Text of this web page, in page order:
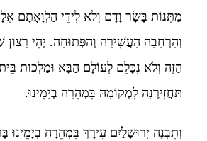
מַתְּנוֹת בָּשָׂר וָדָם וְלֹא לִידֵי הַלְוָאָתָם
וְהָרְחָבָה הָעֲשִׁירָה וְהַפְּתוּחָה. יְהִי רָצוֹן
הַזֶּה וְלֹא נִכָּלֵם לְעוֹלָם הַבָּא וּמַלְכוּת
תַּחֲזִירֶנָּה לִמְקוֹמָהּ בִּמְהֵרָה בְיָמֵינוּ.
וְתִבְנֶה יְרוּשָׁלַיִם עִירָךְ בִּמְהֵרָה בְיָמֵינוּ